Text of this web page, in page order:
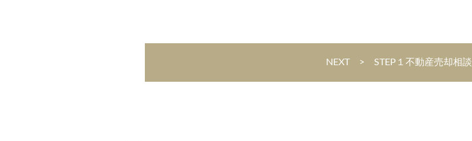
NEXT > STEP１不動産売却相談